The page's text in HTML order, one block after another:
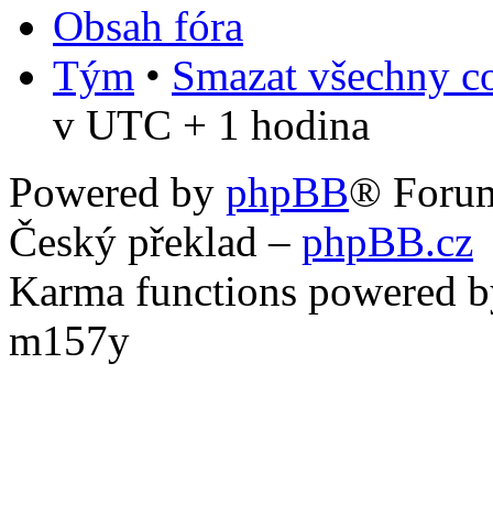
Obsah fóra
Tým • Smazat všechny
v UTC + 1 hodina
Powered by phpBB®
Český překlad – phpBB.cz
Karma functions powered
m157y